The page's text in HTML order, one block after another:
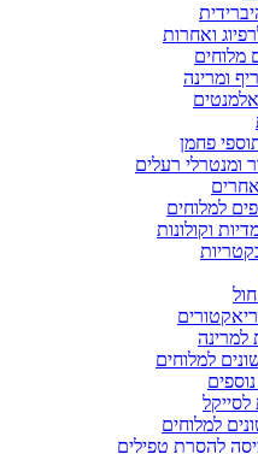
ואחרות
מלוחים
ומרינה
פחמן
ומנטרלי רעלים
למלוחים
וקולונות
למרינה
למלוחים
למלוחים
להסרת טפילים